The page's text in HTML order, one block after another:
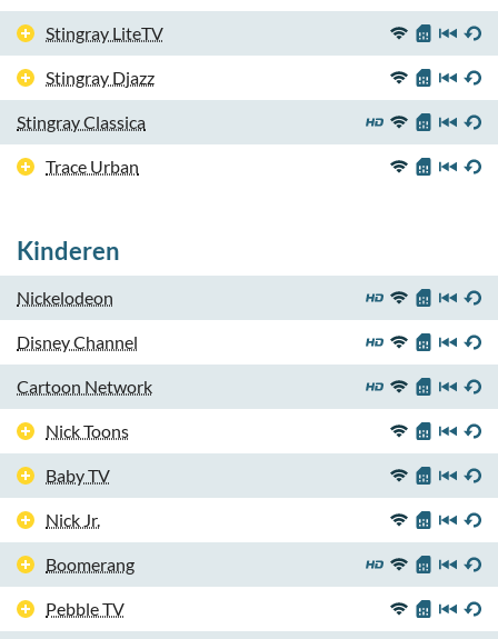
Stingray LiteTV
Stingray Djazz
Stingray Classica
Trace Urban
Kinderen
Nickelodeon
Disney Channel
Cartoon Network
Nick Toons
Baby TV
Nick Jr.
Boomerang
Pebble TV